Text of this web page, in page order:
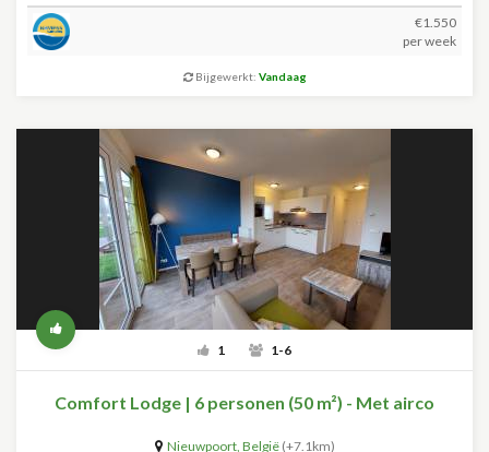
€1.550
per week
Bijgewerkt: Vandaag
1 1-6
Comfort Lodge | 6 personen (50 m²) - Met airco
Nieuwpoort, België (+7.1km)